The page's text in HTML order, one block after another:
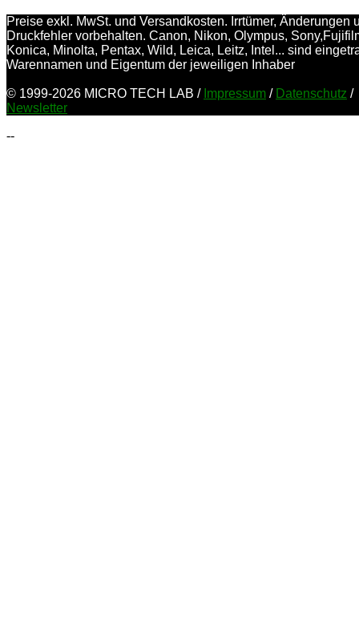
Preise exkl. MwSt. und Versandkosten. Irrtümer, Änderungen
Druckfehler vorbehalten. Canon, Nikon, Olympus,
Konica, Minolta, Pentax, Wild, Leica, Leitz, Intel... sind
Warennamen und Eigentum der jeweiligen Inhaber
© 1999-2026 MICRO TECH LAB / Impressum / Datenschutz /
Newsletter
--